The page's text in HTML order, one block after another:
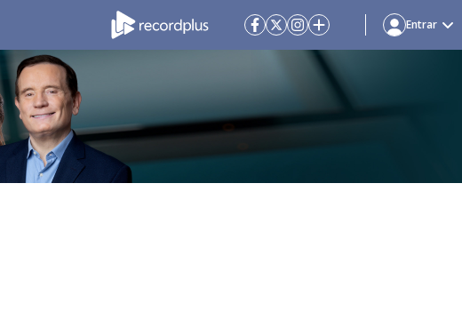
Entrar